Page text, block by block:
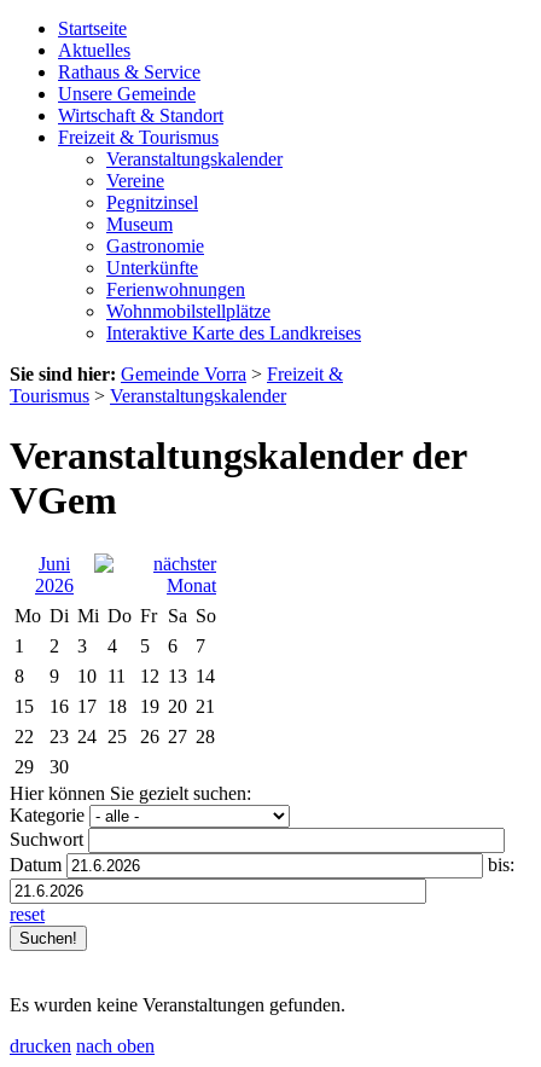
Startseite
Aktuelles
Rathaus & Service
Unsere Gemeinde
Wirtschaft & Standort
Freizeit & Tourismus
Veranstaltungskalender
Vereine
Pegnitzinsel
Museum
Gastronomie
Unterkünfte
Ferienwohnungen
Wohnmobilstellplätze
Interaktive Karte des Landkreises
Sie sind hier: Gemeinde Vorra > Freizeit &
Tourismus > Veranstaltungskalender
Veranstaltungskalender der
VGem
Juni
2026
Mo Di Mi Do Fr Sa So
1
2 3 4 5 6
7
8
9 10 11 12 13 14
15
16 17 18 19 20 21
22
23 24 25 26 27 28
29
30
Hier können Sie gezielt suchen:
Kategorie
Suchwort
Datum
bis:
reset
Es wurden keine Veranstaltungen gefunden.
drucken nach oben